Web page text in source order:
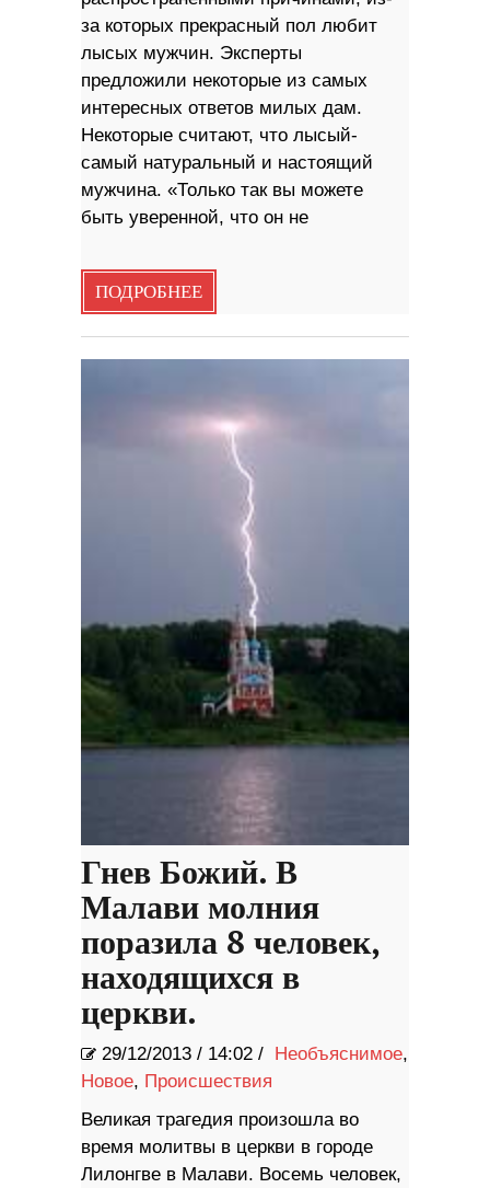
за которых прекрасный пол любит
лысых мужчин. Эксперты
предложили некоторые из самых
интересных ответов милых дам.
Некоторые считают, что лысый-
самый натуральный и настоящий
мужчина. «Только так вы можете
быть уверенной, что он не
ПОДРОБНЕЕ
Гнев Божий. В
Малави молния
поразила 8 человек,
находящихся в
церкви.
29/12/2013 / 14:02 / Необъяснимое,
Новое, Происшествия
Великая трагедия произошла во
время молитвы в церкви в городе
Лилонгве в Малави. Восемь человек,